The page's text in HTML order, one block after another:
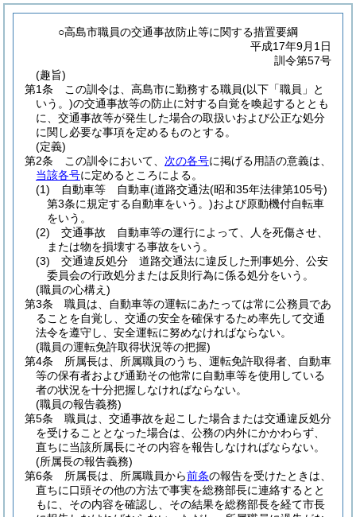
○高島市職員の交通事故防止等に関する措置要綱
平成17年9月1日
訓令第57号
(趣旨)
第1条
この訓令は、高島市に勤務する職員(以下「職員」と
いう。)の交通事故等の防止に対する自覚を喚起するととも
に、交通事故等が発生した場合の取扱いおよび公正な処分
に関し必要な事項を定めるものとする。
(定義)
第2条
この訓令において、 次の各号に掲げる用語の意義は、
当該各号に定めるところによる。
(1)
自動車等 自動車(道路交通法(昭和35年法律第105号)
第3条に規定する自動車をいう。)および原動機付自転車
をいう。
(2)
交通事故 自動車等の運行によって、人を死傷させ、
または物を損壊する事故をいう。
(3)
交通違反処分 道路交通法に違反した刑事処分、公安
委員会の行政処分または反則行為に係る処分をいう。
(職員の心構え)
第3条
職員は、自動車等の運転にあたっては常に公務員であ
ることを自覚し、交通の安全を確保するため率先して交通
法令を遵守し、安全運転に努めなければならない。
(職員の運転免許取得状況等の把握)
第4条
所属長は、所属職員のうち、運転免許取得者、自動車
等の保有者および通勤その他常に自動車等を使用している
者の状況を十分把握しなければならない。
(職員の報告義務)
第5条
職員は、交通事故を起こした場合または交通違反処分
を受けることとなった場合は、公務の内外にかかわらず、
直ちに当該所属長にその内容を報告しなければならない。
(所属長の報告義務)
第6条
所属長は、所属職員から前条の報告を受けたときは、
直ちに口頭その他の方法で事実を総務部長に連絡するとと
もに、その内容を確認し、その結果を総務部長を経て市長